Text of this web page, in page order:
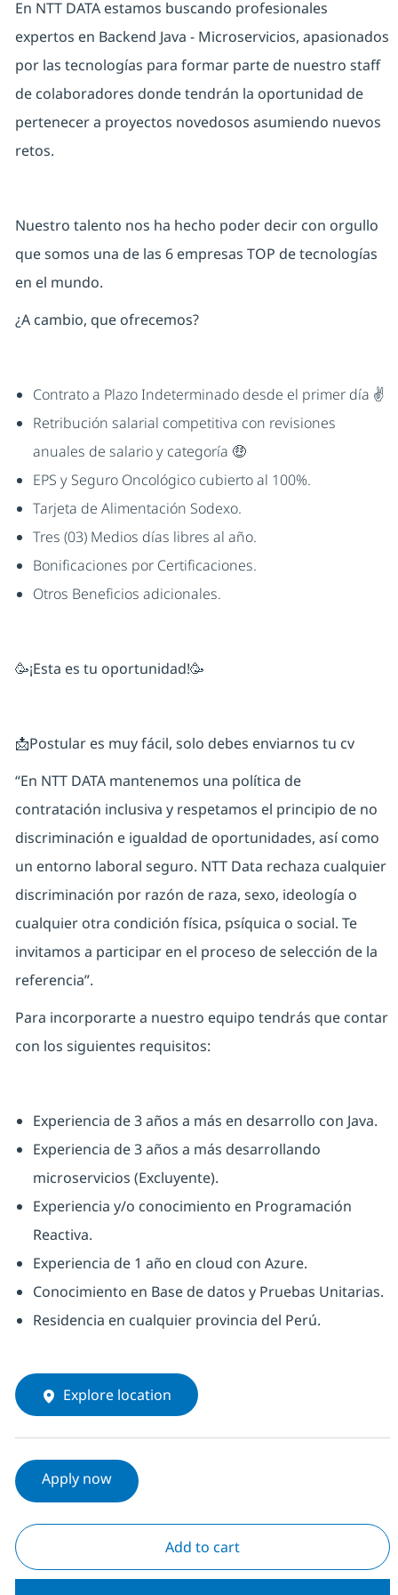
En NTT DATA estamos buscando profesionales
expertos en Backend Java - Microservicios, apasionados
por las tecnologías para formar parte de nuestro staff
de colaboradores donde tendrán la oportunidad de
pertenecer a proyectos novedosos asumiendo nuevos
retos.
Nuestro talento nos ha hecho poder decir con orgullo
que somos una de las 6 empresas TOP de tecnologías
en el mundo.
¿A cambio, que ofrecemos?
Contrato a Plazo Indeterminado desde el primer día ✌
Retribución salarial competitiva con revisiones
anuales de salario y categoría 🤑
EPS y Seguro Oncológico cubierto al 100%.
Tarjeta de Alimentación Sodexo.
Tres (03) Medios días libres al año.
Bonificaciones por Certificaciones.
Otros Beneficios adicionales.
🥳¡Esta es tu oportunidad!🥳
📩Postular es muy fácil, solo debes enviarnos tu cv
“En NTT DATA mantenemos una política de
contratación inclusiva y respetamos el principio de no
discriminación e igualdad de oportunidades, así como
un entorno laboral seguro. NTT Data rechaza cualquier
discriminación por razón de raza, sexo, ideología o
cualquier otra condición física, psíquica o social. Te
invitamos a participar en el proceso de selección de la
referencia”.
Para incorporarte a nuestro equipo tendrás que contar
con los siguientes requisitos:
Experiencia de 3 años a más en desarrollo con Java.
Experiencia de 3 años a más desarrollando
microservicios (Excluyente).
Experiencia y/o conocimiento en Programación
Reactiva.
Experiencia de 1 año en cloud con Azure.
Conocimiento en Base de datos y Pruebas Unitarias.
Residencia en cualquier provincia del Perú.
Explore location
Apply now
Add to cart